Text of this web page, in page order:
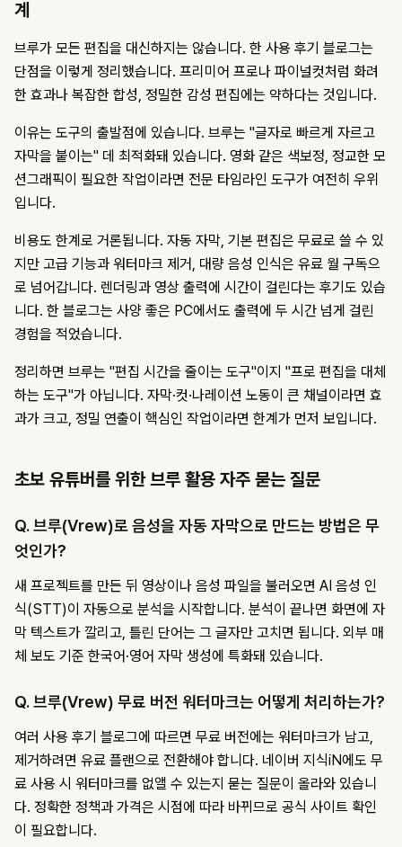
계
브루가 모든 편집을 대신하지는 않습니다. 한 사용 후기 블로그는
단점을 이렇게 정리했습니다. 프리미어 프로나 파이널컷처럼 화려
한 효과나 복잡한 합성, 정밀한 감성 편집에는 약하다는 것입니다.
이유는 도구의 출발점에 있습니다. 브루는 "글자로 빠르게 자르고
자막을 붙이는" 데 최적화돼 있습니다. 영화 같은 색보정, 정교한 모
션그래픽이 필요한 작업이라면 전문 타임라인 도구가 여전히 우위
입니다.
비용도 한계로 거론됩니다. 자동 자막, 기본 편집은 무료로 쓸 수 있
지만 고급 기능과 워터마크 제거, 대량 음성 인식은 유료 월 구독으
로 넘어갑니다. 렌더링과 영상 출력에 시간이 걸린다는 후기도 있습
니다. 한 블로그는 사양 좋은 PC에서도 출력에 두 시간 넘게 걸린
경험을 적었습니다.
정리하면 브루는 "편집 시간을 줄이는 도구"이지 "프로 편집을 대체
하는 도구"가 아닙니다. 자막·컷·나레이션 노동이 큰 채널이라면 효
과가 크고, 정밀 연출이 핵심인 작업이라면 한계가 먼저 보입니다.
초보 유튜버를 위한 브루 활용 자주 묻는 질문
Q. 브루(Vrew)로 음성을 자동 자막으로 만드는 방법은 무
엇인가?
새 프로젝트를 만든 뒤 영상이나 음성 파일을 불러오면 AI 음성 인
식(STT)이 자동으로 분석을 시작합니다. 분석이 끝나면 화면에 자
막 텍스트가 깔리고, 틀린 단어는 그 글자만 고치면 됩니다. 외부 매
체 보도 기준 한국어·영어 자막 생성에 특화돼 있습니다.
Q. 브루(Vrew) 무료 버전 워터마크는 어떻게 처리하는가?
여러 사용 후기 블로그에 따르면 무료 버전에는 워터마크가 남고,
제거하려면 유료 플랜으로 전환해야 합니다. 네이버 지식iN에도 무
료 사용 시 워터마크를 없앨 수 있는지 묻는 질문이 올라와 있습니
다. 정확한 정책과 가격은 시점에 따라 바뀌므로 공식 사이트 확인
이 필요합니다.